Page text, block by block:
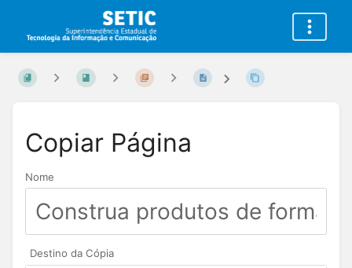
Copiar Página
Nome
Destino da Cópia